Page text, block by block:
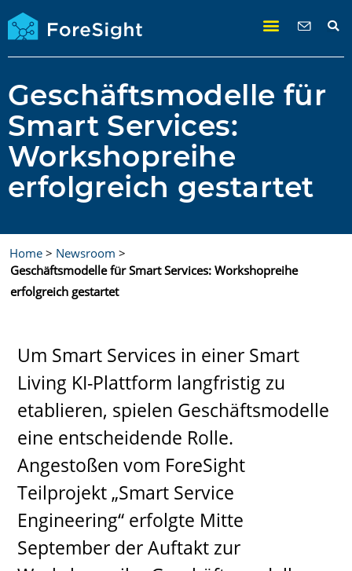
Geschäftsmodelle für
Smart Services:
Workshopreihe
erfolgreich gestartet
Home > Newsroom >
Geschäftsmodelle für Smart Services: Workshopreihe
erfolgreich gestartet
Um Smart Services in einer Smart
Living KI-Plattform langfristig zu
etablieren, spielen Geschäftsmodelle
eine entscheidende Rolle.
Angestoßen vom ForeSight
Teilprojekt „Smart Service
Engineering“ erfolgte Mitte
September der Auftakt zur